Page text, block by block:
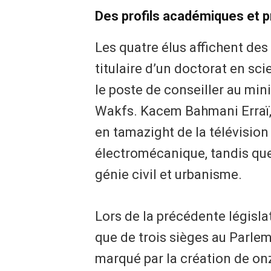
Des profils académiques et
Les quatre élus affichent
titulaire d’un doctorat en
le poste de conseiller au
Wakfs. Kacem Bahmani
en tamazight de la
électromécanique, tandis
génie civil et urbanisme.
Lors de la précédente
que de trois sièges au
marqué par la création de